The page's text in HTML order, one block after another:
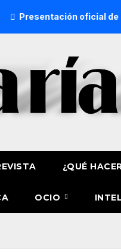
oficial de la
¿QUÉ
OCIO